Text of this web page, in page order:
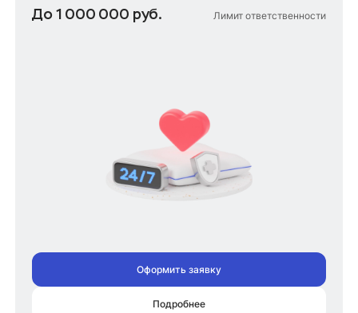
До 1 000 000 руб. Лимит ответственности
Оформить заявку
Подробнее